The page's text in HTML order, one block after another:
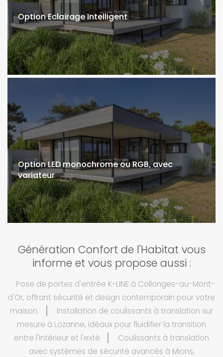
Option Eclairage Intelligent
Option LED monochrome ou RGB, avec
variateur
Génération Confort de l'Habitat vous
informe et vous propose aussi :
Pose de portes d'entrée K-LINE à Collonges-au-Mont-
d'Or, offrant sécurité et design contemporain pour votre
maison.
Installation de coulissants à translation sur
mesure à Lozanne, idéaux pour fluidifier la transition
entre l'intérieur et l'exté
Coulissants à translation
avec systèmes de sécurité avancés à Mions,